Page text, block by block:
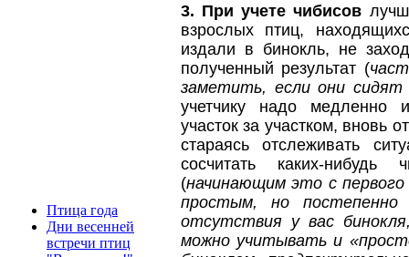
Птица года
Дни весенней
встречи птиц
3. При учете чибисов
взрослых птиц,
издали в бинокль, не
полученный результат (
заметить, если они сидят
учетчику надо медленно
участок за участком, вновь
стараясь отслеживать
сосчитать каких-
(начинающим это с
простым, но постепенно
отсутствия у вас
можно учитывать и